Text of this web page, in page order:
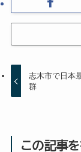
志木市で日本
群
この記事